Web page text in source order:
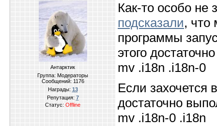
Антарктик
Группа: Модераторы
Сообщений: 1176
Награды: 13
Репутация: 7
Статус: Offline
Как-то особо
подсказали, что
программы
этого
mv .i18n .i18n-0
Если захочется
достаточно
mv .i18n-0 .i18n